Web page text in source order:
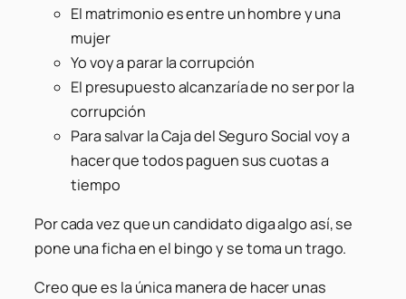
El matrimonio es entre un hombre y una
mujer
Yo voy a parar la corrupción
El presupuesto alcanzaría de no ser por la
corrupción
Para salvar la Caja del Seguro Social voy a
hacer que todos paguen sus cuotas a
tiempo
Por cada vez que un candidato diga algo así, se
pone una ficha en el bingo y se toma un trago.
Creo que es la única manera de hacer unas